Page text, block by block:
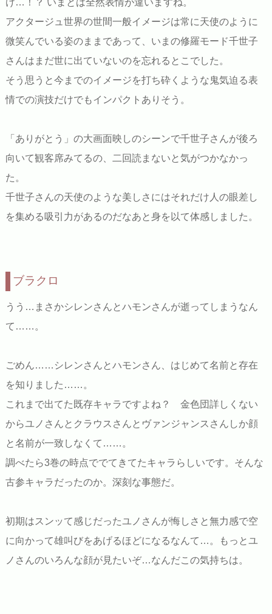
け…！？ いまとは全然表情が違いますね。
アクタージュ世界の世間一般イメージは常に天使のように
微笑んでいる姿のままであって、いまの修羅モード千世子
さんはまだ世に出ていないのを忘れるとこでした。
そう思うと今までのイメージを打ち砕くような鬼気迫る表
情での演技だけでもインパクトありそう。
「ありがとう」の大画面映しのシーンで千世子さんが後ろ
向いて観客席みてるの、二回読まないと気がつかなかっ
た。
千世子さんの天使のような美しさにはそれだけ人の眼差し
を集める吸引力があるのだなあと身を以て体感しました。
ブラクロ
うう…まさかシレンさんとハモンさんが逝ってしまうなん
て……。
ごめん……シレンさんとハモンさん、はじめて名前と存在
を知りました……。
これまで出てた既存キャラですよね？ 金色団詳しくない
からユノさんとクラウスさんとヴァンジャンスさんしか顔
と名前が一致しなくて……。
調べたら3巻の時点ででてきてたキャラらしいです。そんな
古参キャラだったのか。深刻な事態だ。
初期はスンッて感じだったユノさんが悔しさと無力感で空
に向かって雄叫びをあげるほどになるなんて…。もっとユ
ノさんのいろんな顔が見たいぞ…なんだこの気持ちは。